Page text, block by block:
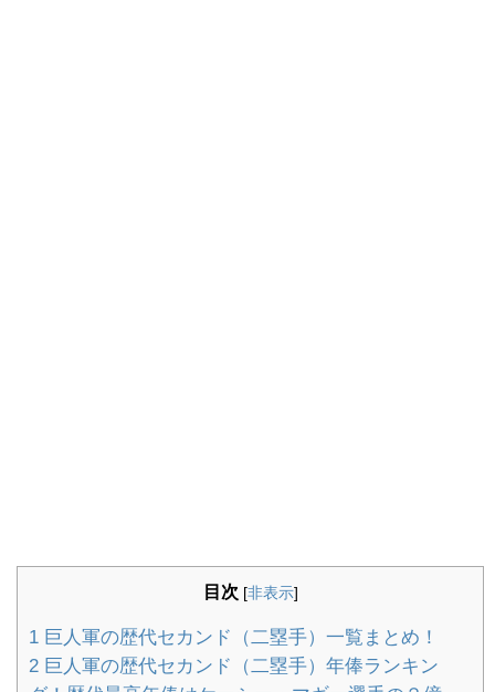
目次 [非表示]
1 巨人軍の歴代セカンド（二塁手）一覧まとめ！
2 巨人軍の歴代セカンド（二塁手）年俸ランキン